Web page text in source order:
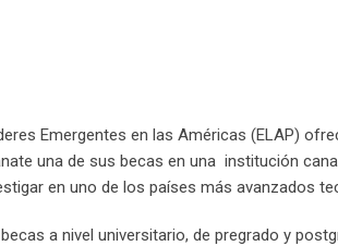
Emergentes en las Américas (ELAP)
una de sus becas en una institución
en uno de los países más avanzados
a nivel universitario, de pregrado y